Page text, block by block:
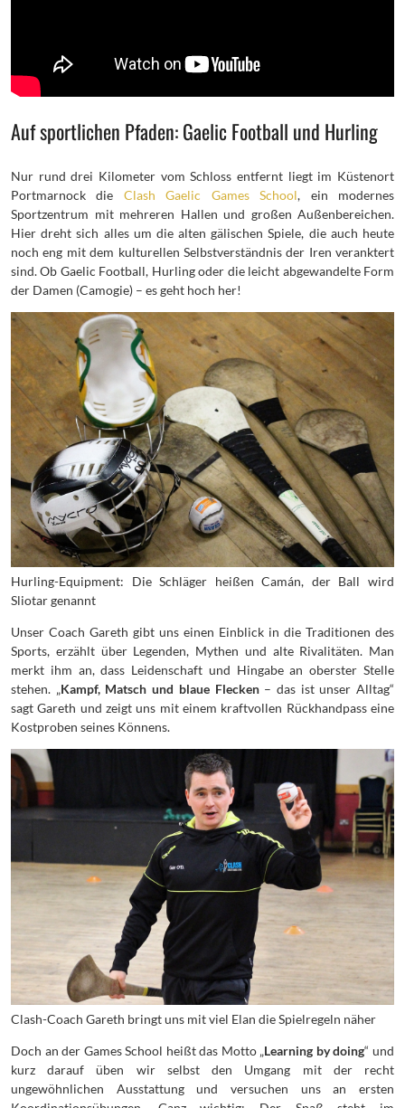
Auf sportlichen Pfaden: Gaelic Football und Hurling
Nur rund drei Kilometer vom Schloss entfernt liegt im Küstenort
Portmarnock die Clash Gaelic Games School, ein modernes
Sportzentrum mit mehreren Hallen und großen Außenbereichen.
Hier dreht sich alles um die alten gälischen Spiele, die auch heute
noch eng mit dem kulturellen Selbstverständnis der Iren veranktert
sind. Ob Gaelic Football, Hurling oder die leicht abgewandelte Form
der Damen (Camogie) – es geht hoch her!
Hurling-Equipment: Die Schläger heißen Camán, der Ball wird
Sliotar genannt
Unser Coach Gareth gibt uns einen Einblick in die Traditionen des
Sports, erzählt über Legenden, Mythen und alte Rivalitäten. Man
merkt ihm an, dass Leidenschaft und Hingabe an oberster Stelle
stehen. „Kampf, Matsch und blaue Flecken– das ist unser Alltag“
sagt Gareth und zeigt uns mit einem kraftvollen Rückhandpass eine
Kostproben seines Könnens.
Clash-Coach Gareth bringt uns mit viel Elan die Spielregeln näher
Doch an der Games School heißt das Motto „Learning by doing“ und
kurz darauf üben wir selbst den Umgang mit der recht
ungewöhnlichen Ausstattung und versuchen uns an ersten